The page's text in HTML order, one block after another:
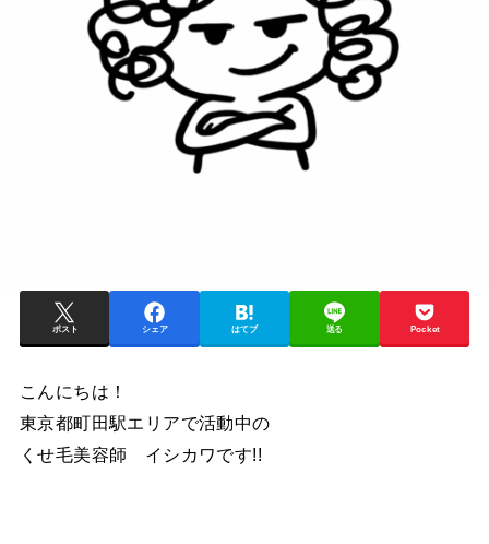
ポスト シェア はてブ 送る Pocket
こんにちは！
東京都町田駅エリアで活動中の
くせ毛美容師 イシカワです!!